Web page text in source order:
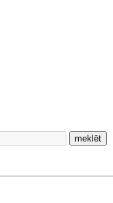
meklēt